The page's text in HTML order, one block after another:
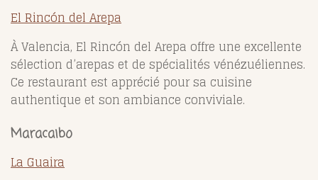
El Rincón del Arepa
À Valencia, El Rincón del Arepa offre une excellente
sélection d’arepas et de spécialités vénézuéliennes.
Ce restaurant est apprécié pour sa cuisine
authentique et son ambiance conviviale.
Maracaibo
La Guaira